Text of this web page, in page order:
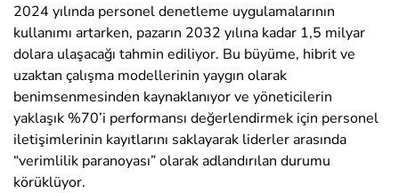
2024 yılında personel denetleme uygulamalarının
kullanımı artarken, pazarın 2032 yılına kadar 1,5 milyar
dolara ulaşacağı tahmin ediliyor. Bu büyüme, hibrit ve
uzaktan çalışma modellerinin yaygın olarak
benimsenmesinden kaynaklanıyor ve yöneticilerin
yaklaşık %70’i performansı değerlendirmek için personel
iletişimlerinin kayıtlarını saklayarak liderler arasında
“verimlilik paranoyası” olarak adlandırılan durumu
körüklüyor.